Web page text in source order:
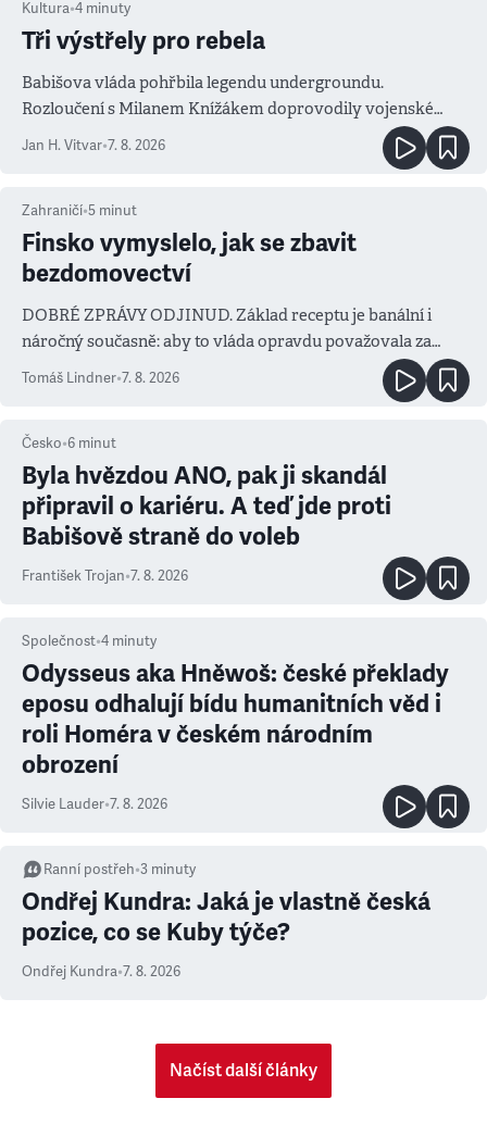
Kultura•4 minuty
Tři výstřely pro rebela
Babišova vláda pohřbila legendu undergroundu.
Rozloučení s Milanem Knížákem doprovodily vojenské
salvy i kritika pokrokářů
Jan H. Vitvar•7. 8. 2026
Zahraničí•5 minut
Finsko vymyslelo, jak se zbavit
bezdomovectví
DOBRÉ ZPRÁVY ODJINUD. Základ receptu je banální i
náročný současně: aby to vláda opravdu považovala za
prioritu
Tomáš Lindner•7. 8. 2026
Česko•6 minut
Byla hvězdou ANO, pak ji skandál
připravil o kariéru. A teď jde proti
Babišově straně do voleb
František Trojan•7. 8. 2026
Společnost•4 minuty
Odysseus aka Hněwoš: české překlady
eposu odhalují bídu humanitních věd i
roli Homéra v českém národním
obrození
Silvie Lauder•7. 8. 2026
Ranní postřeh•3 minuty
Ondřej Kundra: Jaká je vlastně česká
pozice, co se Kuby týče?
Ondřej Kundra•7. 8. 2026
Načíst další články